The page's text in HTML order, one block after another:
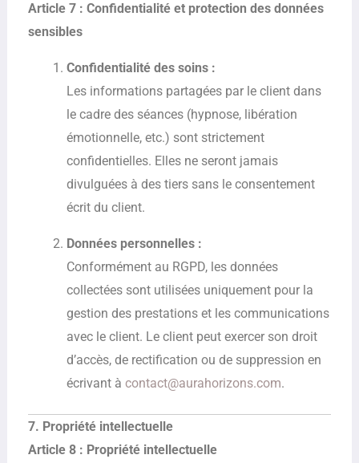
Article 7 : Confidentialité et protection des données
sensibles
Confidentialité des soins :
Les informations partagées par le client dans
le cadre des séances (hypnose, libération
émotionnelle, etc.) sont strictement
confidentielles. Elles ne seront jamais
divulguées à des tiers sans le consentement
écrit du client.
Données personnelles :
Conformément au RGPD, les données
collectées sont utilisées uniquement pour la
gestion des prestations et les communications
avec le client. Le client peut exercer son droit
d’accès, de rectification ou de suppression en
écrivant à contact@aurahorizons.com.
7. Propriété intellectuelle
Article 8 : Propriété intellectuelle